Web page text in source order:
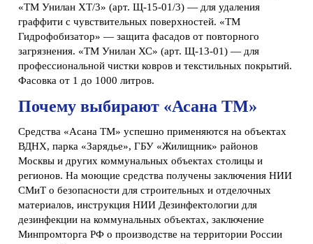
«ТМ Унилан ХТ/3» (арт. Щ-15-01/3) — для удаления
граффити с чувствительных поверхностей. «ТМ
Гидрофобизатор» — защита фасадов от повторного
загрязнения. «ТМ Унилан ХС» (арт. Щ-13-01) — для
профессиональной чистки ковров и текстильных покрытий.
Фасовка от 1 до 1000 литров.
Почему выбирают «Асана ТМ»
Средства «Асана ТМ» успешно применяются на объектах
ВДНХ, парка «Зарядье», ГБУ «Жилищник» районов
Москвы и других коммунальных объектах столицы и
регионов. На моющие средства получены заключения НИИ
СМиТ о безопасности для строительных и отделочных
материалов, инструкция НИИ Дезинфектологии для
дезинфекции на коммунальных объектах, заключение
Минпромторга РФ о производстве на территории России